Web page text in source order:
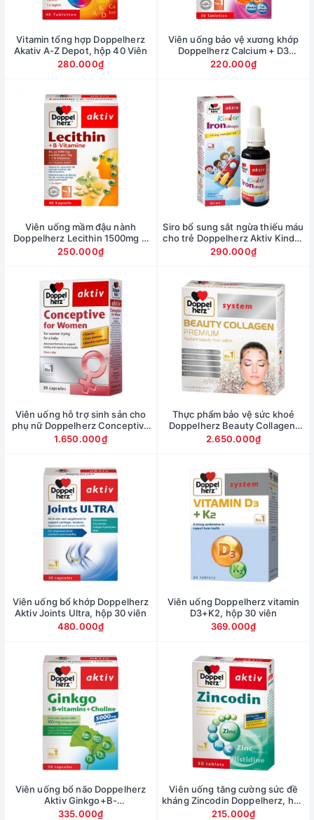
Vitamin tổng hợp Doppelherz
Akativ A-Z Depot, hộp 40 Viên
280.000₫
Viên uống bảo vệ xương khớp
Doppelherz Calcium + D3
9000mg, hộp 30 viên
220.000₫
Viên uống mầm đậu nành
Doppelherz Lecithin 1500mg +
Vitamin B, hộp 40 viên
250.000₫
Siro bổ sung sắt ngừa thiếu máu
cho trẻ Doppelherz Aktiv Kinder
Iron Drops, chai 30ml
290.000₫
Viên uống hỗ trợ sinh sản cho
phụ nữ Doppelherz Conceptive
for Women, hộp 30 viên
1.650.000₫
Thực phẩm bảo vệ sức khoẻ
Doppelherz Beauty Collagen,
hộp 30 ống x 25ml
2.650.000₫
Viên uống bổ khớp Doppelherz
Aktiv Joints Ultra, hộp 30 viên
480.000₫
Viên uống Doppelherz vitamin
D3+K2, hộp 30 viên
369.000₫
Viên uống bổ não Doppelherz
Aktiv Ginkgo+B-
Vitamine+Cholin, hộp 40 viên
335.000₫
Viên uống tăng cường sức đề
kháng Zincodin Doppelherz, hộp
30 viên
215.000₫